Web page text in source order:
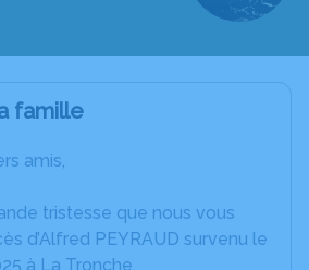
famille
amis,
tristesse que nous vous
d’Alfred PEYRAUD survenu le
à La Tronche.